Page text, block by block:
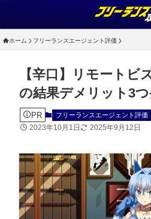
ホーム フリーランスエージェント評価
【辛口】リモートビ
の結果デメリット3
PR フリーランスエージェント評価
2023年10月1日 2025年9月12日